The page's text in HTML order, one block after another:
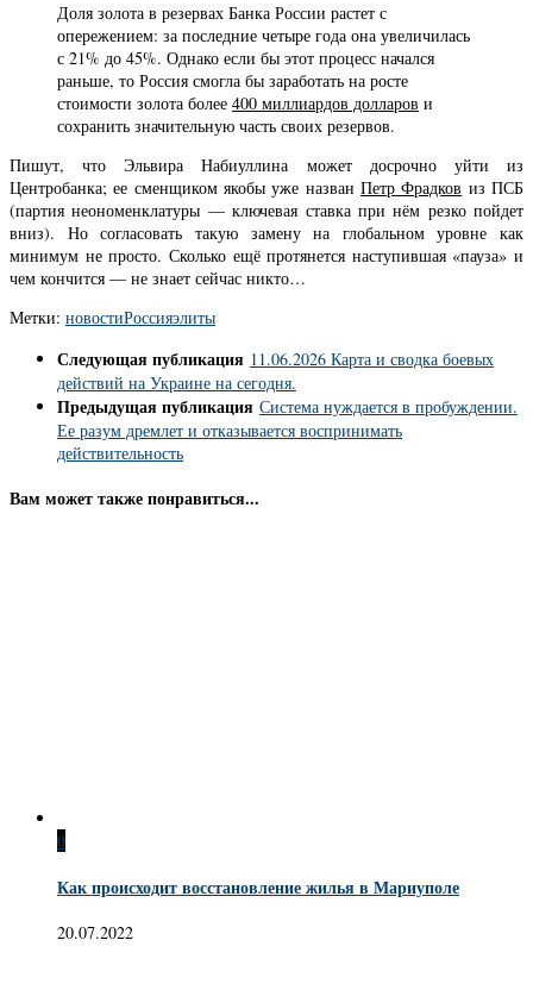
Доля золота в резервах Банка России растет с
опережением: за последние четыре года она увеличилась
с 21% до 45%. Однако если бы этот процесс начался
раньше, то Россия смогла бы заработать на росте
стоимости золота более 400 миллиардов долларов и
сохранить значительную часть своих резервов.
Пишут, что Эльвира Набиуллина может досрочно уйти из
Центробанка; ее сменщиком якобы уже назван Петр Фрадков из ПСБ
(партия неономенклатуры — ключевая ставка при нём резко пойдет
вниз). Но согласовать такую замену на глобальном уровне как
минимум не просто. Сколько ещё протянется наступившая «пауза» и
чем кончится — не знает сейчас никто…
Метки: новостиРоссияэлиты
Следующая публикация 11.06.2026 Карта и сводка боевых
действий на Украине на сегодня.
Предыдущая публикация Система нуждается в пробуждении.
Ее разум дремлет и отказывается воспринимать
действительность
Вам может также понравиться...
0
Как происходит восстановление жилья в Мариуполе
20.07.2022